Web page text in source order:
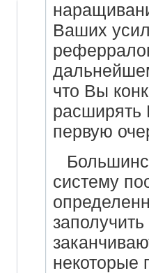
Ваших
что Вы
расширять
первую
систему
некоторые